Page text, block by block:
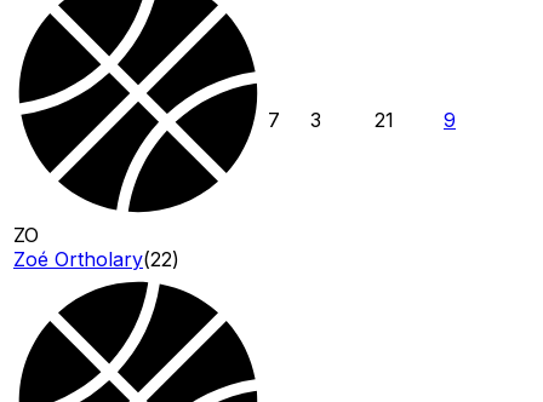
ZO
Zoé Ortholary(22)
7 3 21 9